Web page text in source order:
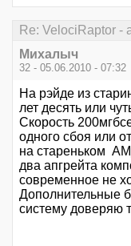
Re: VelociRaptor -
Михалыч
32 - 05.06.2010 - 07:32
На рэйде из
лет десять или
Скорость
одного сбоя или
на стареньком
два апгрейта
современное не
Дополнительные
систему доверяю